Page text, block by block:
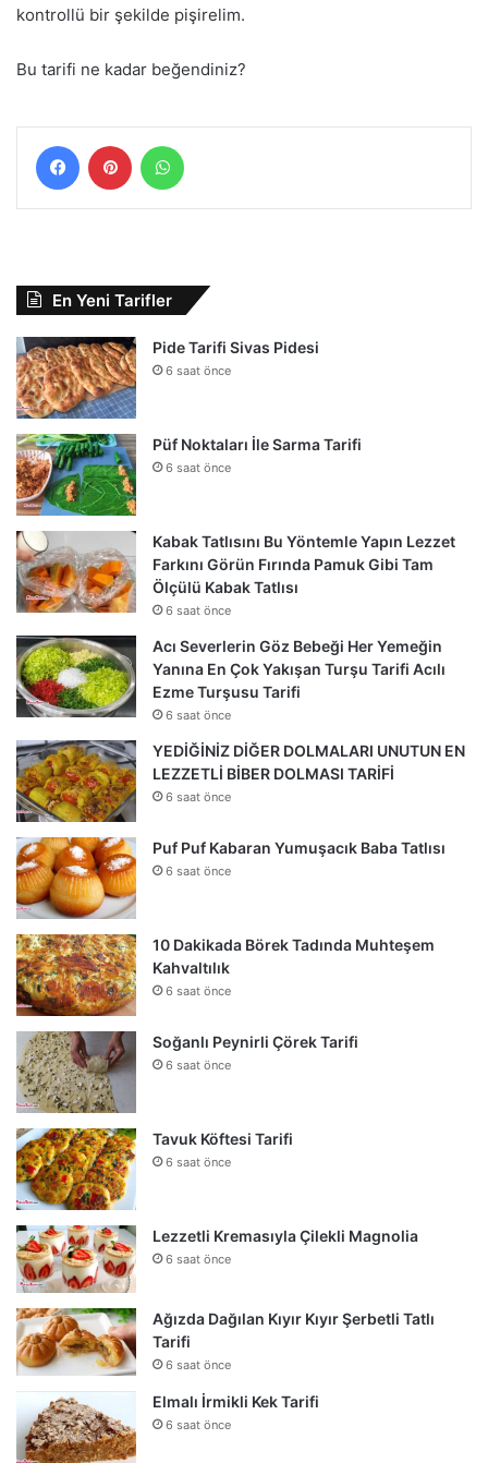
kontrollü bir şekilde pişirelim.
Bu tarifi ne kadar beğendiniz?
FacebookPinterest
En Yeni Tarifler
Pide Tarifi Sivas Pidesi
6 saat önce
Püf Noktaları İle Sarma Tarifi
6 saat önce
Kabak Tatlısını Bu Yöntemle Yapın Lezzet
Farkını Görün Fırında Pamuk Gibi Tam
Ölçülü Kabak Tatlısı
6 saat önce
Acı Severlerin Göz Bebeği Her Yemeğin
Yanına En Çok Yakışan Turşu Tarifi Acılı
Ezme Turşusu Tarifi
6 saat önce
YEDİĞİNİZ DİĞER DOLMALARI UNUTUN EN
LEZZETLİ BİBER DOLMASI TARİFİ
6 saat önce
Puf Puf Kabaran Yumuşacık Baba Tatlısı
6 saat önce
10 Dakikada Börek Tadında Muhteşem
Kahvaltılık
6 saat önce
Soğanlı Peynirli Çörek Tarifi
6 saat önce
Tavuk Köftesi Tarifi
6 saat önce
Lezzetli Kremasıyla Çilekli Magnolia
6 saat önce
Ağızda Dağılan Kıyır Kıyır Şerbetli Tatlı
Tarifi
6 saat önce
Elmalı İrmikli Kek Tarifi
6 saat önce